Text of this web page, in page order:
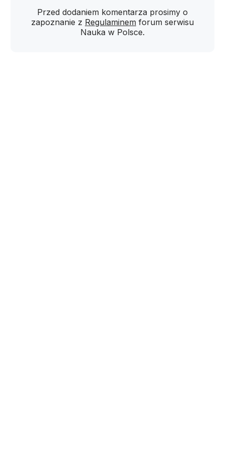
Przed dodaniem komentarza prosimy o
zapoznanie z Regulaminem forum serwisu
Nauka w Polsce.